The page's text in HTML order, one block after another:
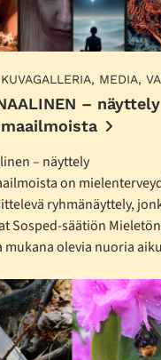
KUVAGALLERIA, MEDIA,
– näyttely
– näyttely
on
ryhmänäyttely,
Sosped-säätiön
mukana olevia nuoria